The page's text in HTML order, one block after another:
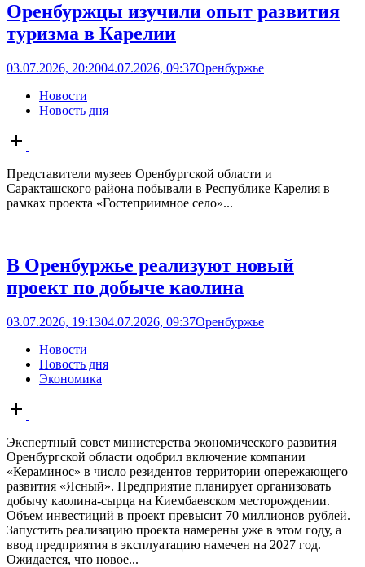
Оренбуржцы изучили опыт развития
туризма в Карелии
03.07.2026, 20:2004.07.2026, 09:37Оренбуржье
Новости
Новость дня
Open
post
Представители музеев Оренбургской области и
Саракташского района побывали в Республике Карелия в
рамках проекта «Гостеприимное село»...
В Оренбуржье реализуют новый
проект по добыче каолина
03.07.2026, 19:1304.07.2026, 09:37Оренбуржье
Новости
Новость дня
Экономика
Open
post
Экспертный совет министерства экономического развития
Оренбургской области одобрил включение компании
«Кераминос» в число резидентов территории опережающего
развития «Ясный». Предприятие планирует организовать
добычу каолина-сырца на Киембаевском месторождении.
Объем инвестиций в проект превысит 70 миллионов рублей.
Запустить реализацию проекта намерены уже в этом году, а
ввод предприятия в эксплуатацию намечен на 2027 год.
Ожидается, что новое...